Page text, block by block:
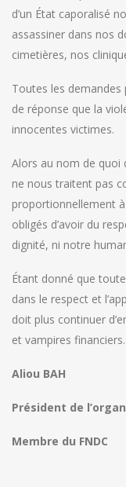
d’un État caporalisé
assassiner dans nos
cimetières, nos
Toutes les demandes
de réponse que la
innocentes victimes.
Alors au nom de quoi
ne nous traitent pas
proportionnellement
obligés d’avoir du
dignité, ni notre
Étant donné que
dans le respect et
doit plus continuer
et vampires financiers.
Aliou BAH
Président de
Membre du FNDC